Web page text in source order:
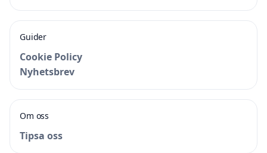
Guider
Cookie Policy
Nyhetsbrev
Om oss
Tipsa oss